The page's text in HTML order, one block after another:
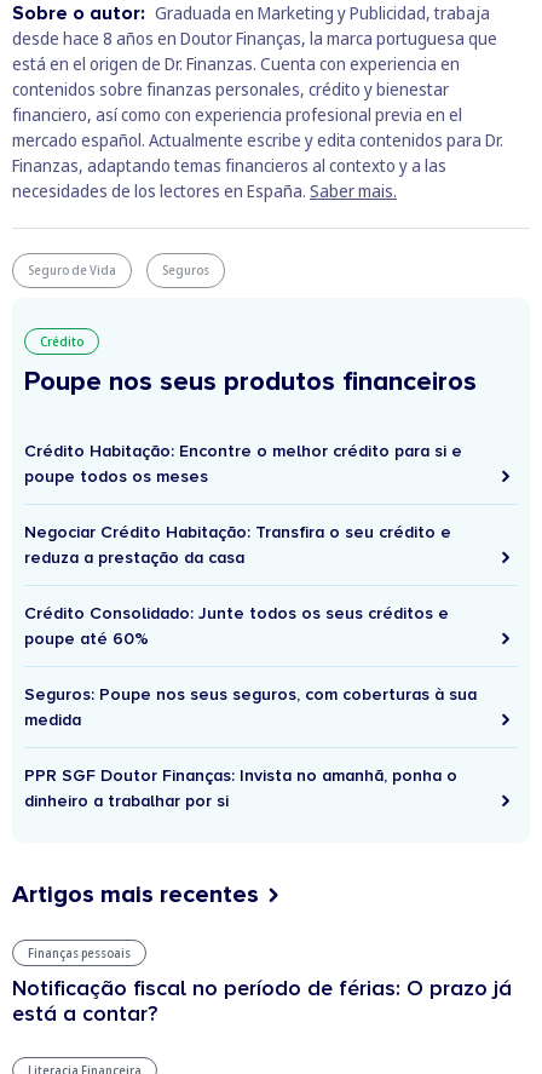
Sobre o autor: Graduada en Marketing y Publicidad, trabaja
desde hace 8 años en Doutor Finanças, la marca portuguesa que
está en el origen de Dr. Finanzas. Cuenta con experiencia en
contenidos sobre finanzas personales, crédito y bienestar
financiero, así como con experiencia profesional previa en el
mercado español. Actualmente escribe y edita contenidos para Dr.
Finanzas, adaptando temas financieros al contexto y a las
necesidades de los lectores en España. Saber mais.
Seguro de Vida Seguros
Crédito
Poupe nos seus produtos financeiros
Crédito Habitação: Encontre o melhor crédito para si e
poupe todos os meses
Negociar Crédito Habitação: Transfira o seu crédito e
reduza a prestação da casa
Crédito Consolidado: Junte todos os seus créditos e
poupe até 60%
Seguros: Poupe nos seus seguros, com coberturas à sua
medida
PPR SGF Doutor Finanças: Invista no amanhã, ponha o
dinheiro a trabalhar por si
Artigos mais recentes
Finanças pessoais
Notificação fiscal no período de férias: O prazo já
está a contar?